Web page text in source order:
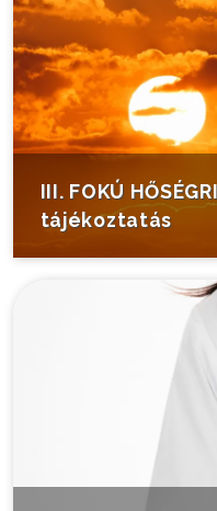
III. FOKÚ
tájékoztatás